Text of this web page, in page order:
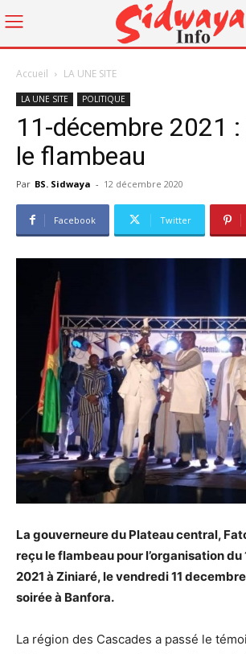
Accueil LA UNE SITE
LA UNE SITE POLITIQUE
11-décembre 2021
le flambeau
Par BS. Sidwaya - 12 décembre 2020
Facebook Twitter
La gouverneure du Plateau central,
reçu le flambeau pour l’organisation
2021 à Ziniaré, le vendredi 11
soirée à Banfora.
La région des Cascades a passé le